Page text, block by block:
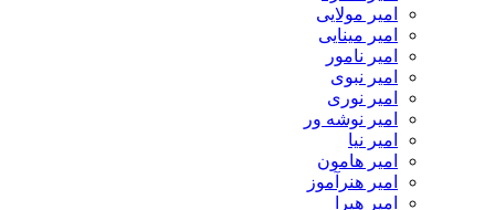
امیر مولایی
امیر مینایی
امیر نامور
امیر نبوی
امیر نوری
امیر نوشه ور
امیر نیا
امیر هامون
امیر هنرآموز
امیر هیرا